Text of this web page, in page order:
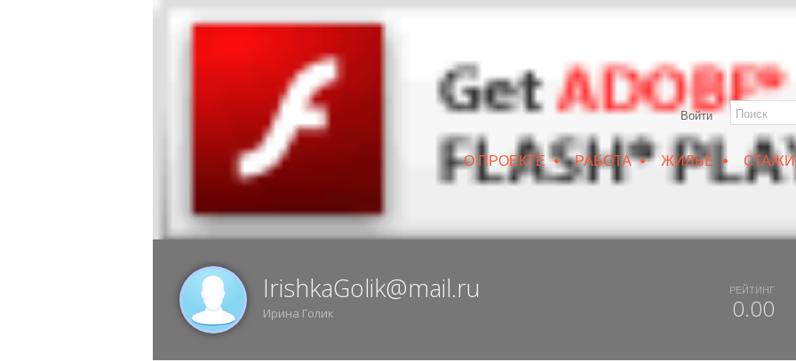
6 АВГУСТА, ЧЕТВЕРГ, 05:22, ВОРОНЕЖ Войти
О ПРОЕКТЕ • РАБОТА • ЖИЛЬЕ •
ИЗРУИН/IZRUIN | ВЕСНА 2019 | DUX 20-19 ДОСТУПНЫЙ ВОРОНЕЖ
IrishkaGolik@mail.ru
Ирина Голик
РЕЙТИНГ
0.00